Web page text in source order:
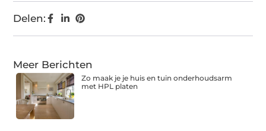
Delen:
Meer Berichten
Zo maak je je huis en tuin onderhoudsarm
met HPL platen